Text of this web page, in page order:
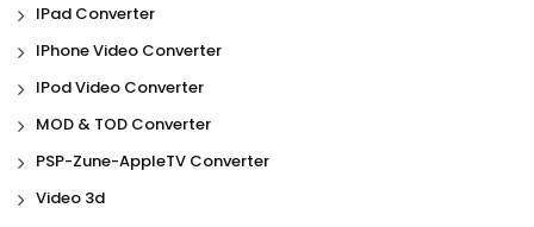
IPad Converter
IPhone Video Converter
IPod Video Converter
MOD & TOD Converter
PSP-Zune-AppleTV Converter
Video 3d